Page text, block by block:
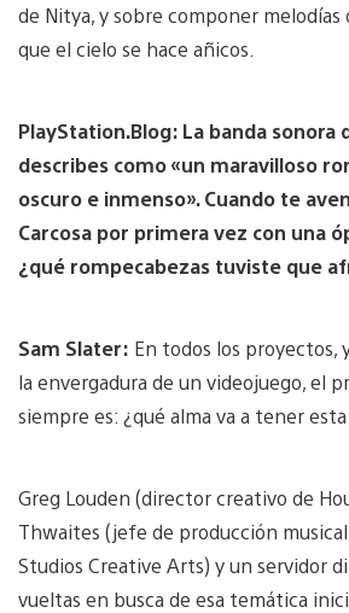
de Nitya, y sobre componer
que el cielo se hace añicos.
PlayStation.Blog: La banda sonora
describes como «un maravilloso
oscuro e inmenso». Cuando te
Carcosa por primera vez con una
¿qué rompecabezas tuviste que
Sam Slater: En todos los proyectos,
la envergadura de un videojuego, el
siempre es: ¿qué alma va a tener
Greg Louden (director creativo de
Thwaites (jefe de producción
Studios Creative Arts) y un servidor
vueltas en busca de esa temática